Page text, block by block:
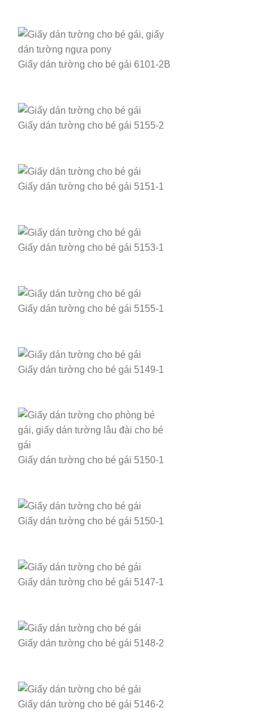
Giấy dán tường cho bé gái 6101-2B
Giấy dán tường cho bé gái 5155-2
Giấy dán tường cho bé gái 5151-1
Giấy dán tường cho bé gái 5153-1
Giấy dán tường cho bé gái 5155-1
Giấy dán tường cho bé gái 5149-1
Giấy dán tường cho bé gái 5150-1
Giấy dán tường cho bé gái 5150-1
Giấy dán tường cho bé gái 5147-1
Giấy dán tường cho bé gái 5148-2
Giấy dán tường cho bé gái 5146-2